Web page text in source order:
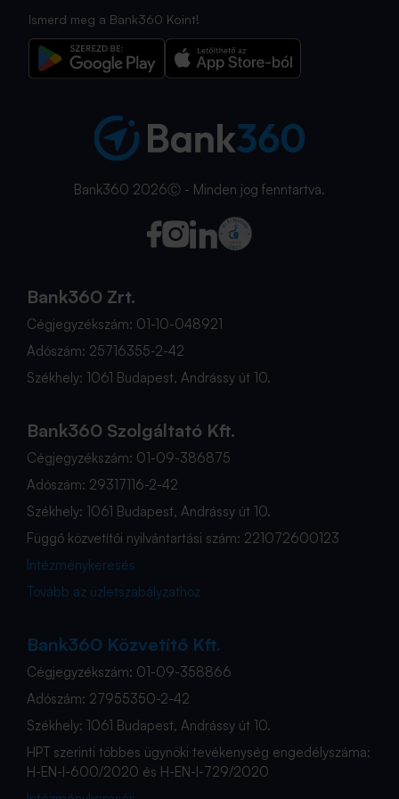
Ismerd meg a Bank360 Koint!
Bank360 2026Ⓒ - Minden jog fenntartva.
Bank360 Zrt.
Cégjegyzékszám: 01-10-048921
Adószám: 25716355-2-42
Székhely: 1061 Budapest, Andrássy út 10.
Bank360 Szolgáltató Kft.
Cégjegyzékszám: 01-09-386875
Adószám: 29317116-2-42
Székhely: 1061 Budapest, Andrássy út 10.
Függő közvetítői nyilvántartási szám: 221072600123
Intézménykeresés
Tovább az üzletszabályzathoz
Bank360 Közvetítő Kft.
Cégjegyzékszám: 01-09-358866
Adószám: 27955350-2-42
Székhely: 1061 Budapest, Andrássy út 10.
HPT szerinti többes ügynöki tevékenység engedélyszáma:
H-EN-I-600/2020 és H-EN-I-729/2020